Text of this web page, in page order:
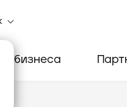
бизнеса